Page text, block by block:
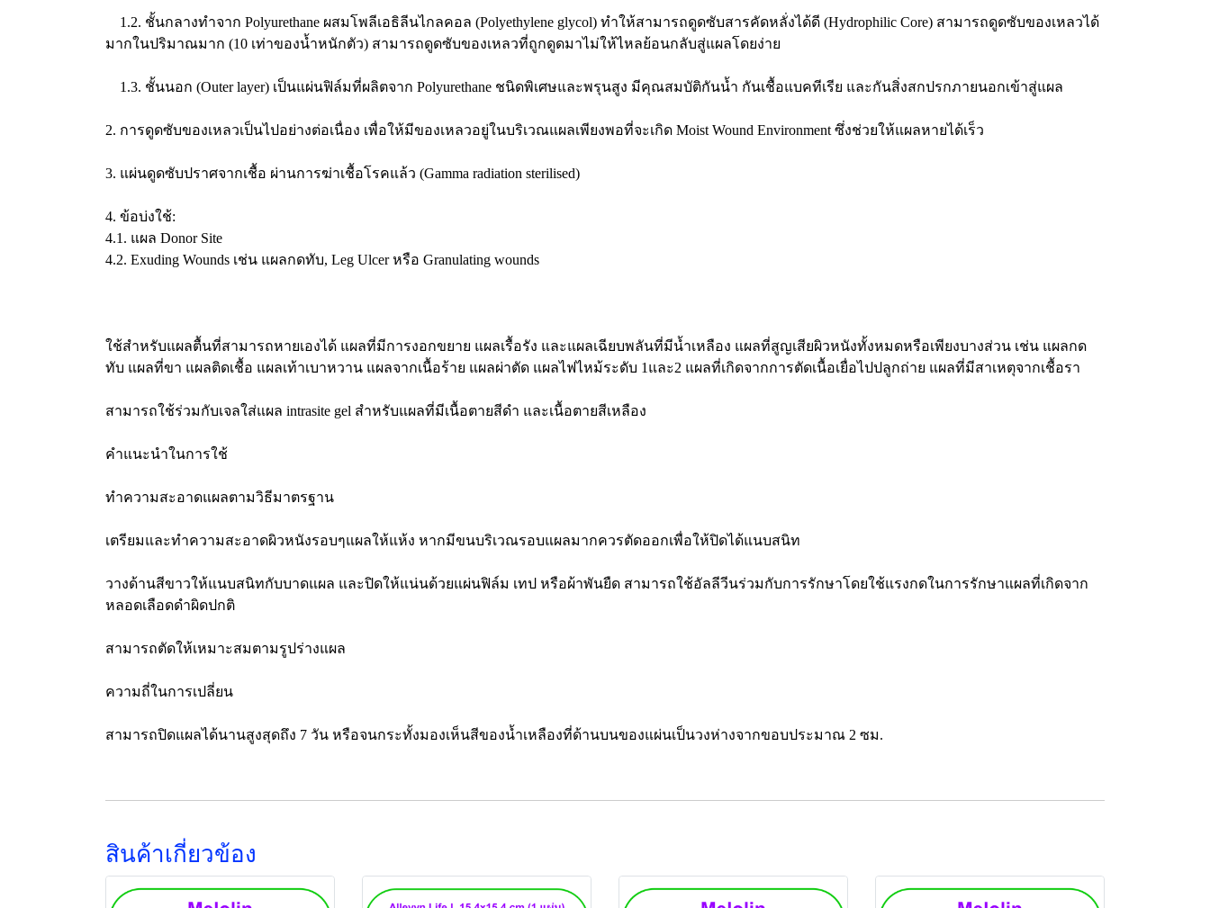
1.2. ชั้นกลางทำจาก Polyurethane ผสมโพลีเอธิลีนไกลคอล (Polyethylene glycol) ทำให้สามารถดูดซับสารคัดหลั่งได้ดี (Hydrophilic Core) สามารถดูดซับของเหลวได้
มากในปริมาณมาก (10 เท่าของน้ำหนักตัว) สามารถดูดซับของเหลวที่ถูกดูดมาไม่ให้ไหลย้อนกลับสู่แผลโดยง่าย
1.3. ชั้นนอก (Outer layer) เป็นแผ่นฟิล์มที่ผลิตจาก Polyurethane ชนิดพิเศษและพรุนสูง มีคุณสมบัติกันน้ำ กันเชื้อแบคทีเรีย และกันสิ่งสกปรกภายนอกเข้าสู่แผล
2. การดูดซับของเหลวเป็นไปอย่างต่อเนื่อง เพื่อให้มีของเหลวอยู่ในบริเวณแผลเพียงพอที่จะเกิด Moist Wound Environment ซึ่งช่วยให้แผลหายได้เร็ว
3. แผ่นดูดซับปราศจากเชื้อ ผ่านการฆ่าเชื้อโรคแล้ว (Gamma radiation sterilised)
4. ข้อบ่งใช้:
4.1. แผล Donor Site
4.2. Exuding Wounds เช่น แผลกดทับ, Leg Ulcer หรือ Granulating wounds
ใช้สำหรับแผลตื้นที่สามารถหายเองได้ แผลที่มีการงอกขยาย แผลเรื้อรัง และแผลเฉียบพลันที่มีน้ำเหลือง แผลที่สูญเสียผิวหนังทั้งหมดหรือเพียงบางส่วน เช่น แผลกด
ทับ แผลที่ขา แผลติดเชื้อ แผลเท้าเบาหวาน แผลจากเนื้อร้าย แผลผ่าตัด แผลไฟไหม้ระดับ 1และ2 แผลที่เกิดจากการตัดเนื้อเยื่อไปปลูกถ่าย แผลที่มีสาเหตุจากเชื้อรา
สามารถใช้ร่วมกับเจลใส่แผล intrasite gel สำหรับแผลที่มีเนื้อตายสีดำ และเนื้อตายสีเหลือง
คำแนะนำในการใช้
ทำความสะอาดแผลตามวิธีมาตรฐาน
เตรียมและทำความสะอาดผิวหนังรอบๆแผลให้แห้ง หากมีขนบริเวณรอบแผลมากควรตัดออกเพื่อให้ปิดได้แนบสนิท
วางด้านสีขาวให้แนบสนิทกับบาดแผล และปิดให้แน่นด้วยแผ่นฟิล์ม เทป หรือผ้าพันยืด สามารถใช้อัลลีวีนร่วมกับการรักษาโดยใช้แรงกดในการรักษาแผลที่เกิดจาก
หลอดเลือดดำผิดปกติ
สามารถตัดให้เหมาะสมตามรูปร่างแผล
ความถี่ในการเปลี่ยน
สามารถปิดแผลได้นานสูงสุดถึง 7 วัน หรือจนกระทั้งมองเห็นสีของน้ำเหลืองที่ด้านบนของแผ่นเป็นวงห่างจากขอบประมาณ 2 ซม.
สินค้าเกี่ยวข้อง